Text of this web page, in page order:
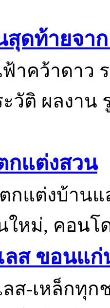
ดท้ายจาก
ฟ้าคว้าดาว
วัติ ผลงาน
กแต่งสวน
กแต่งบ้าน
ใหม่, คอนโ
ลส ขอนแก่
ส-เหล็กทุ